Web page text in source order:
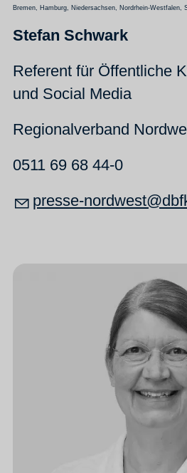
Bremen, Hamburg, Niedersachsen, Nordrhein-Westfalen,
Stefan Schwark
Referent für Öffentliche
und Social Media
Regionalverband
0511 69 68 44-0
pr ss -n rdw st